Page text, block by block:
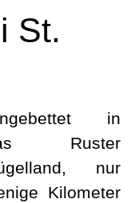
St.
in
Ruster
nur
Kilometer